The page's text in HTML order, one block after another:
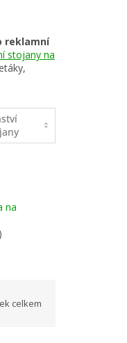
reklamní
stojany na
na
celkem